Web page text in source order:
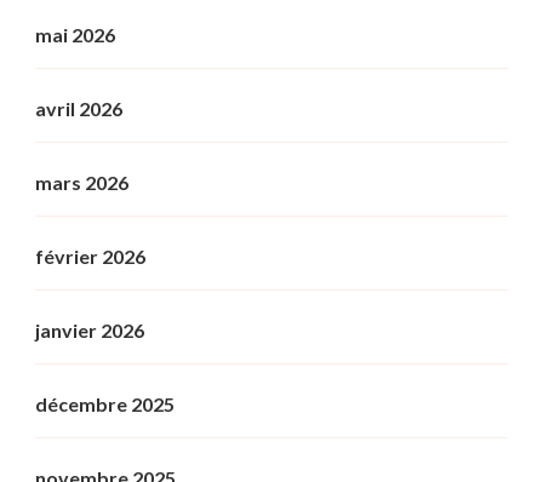
mai 2026
avril 2026
mars 2026
février 2026
janvier 2026
décembre 2025